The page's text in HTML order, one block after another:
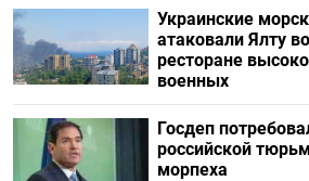
Украинские
атаковали Ялту
ресторане
военных
Госдеп
российской
морпеха